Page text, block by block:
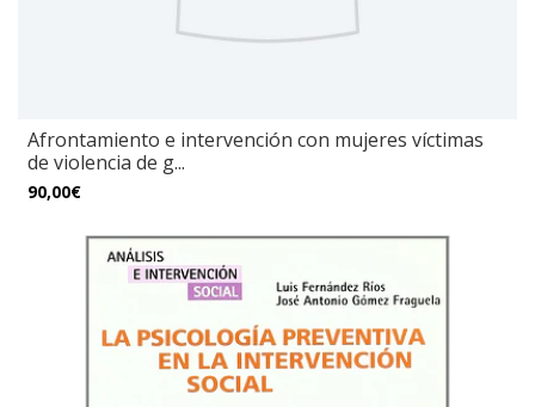
Afrontamiento e intervención con mujeres víctimas
de violencia de g...
90,00€